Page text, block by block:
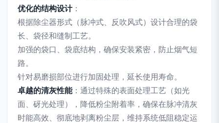
优化的结构设计：
根据除尘器形式（脉冲式、反吹风式）设计合理的袋
长、袋径和缝制工艺。
加强的袋口、袋底结构，确保安装紧密，防止烟气短
路。
针对易磨损部位进行加固处理，延长使用寿命。
卓越的清灰性能：通过特殊的表面处理工艺（如光
面、砑光处理），降低粉尘附着率，确保在脉冲清灰
时能高效、彻底地剥离粉尘层，维持系统低阻稳定运